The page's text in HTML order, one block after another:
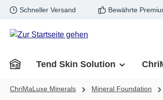
Hauptinhalt springen
Zur Suche springen
Zur Hauptnavigation springen
Schneller Versand Bewährte
Tend Skin Solution
ChriMaLuxe Minerals Mineral Foundation